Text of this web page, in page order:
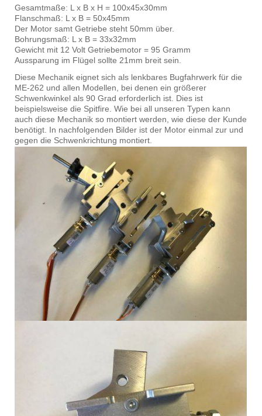
Gesamtmaße: L x B x H = 100x45x30mm
Flanschmaß: L x B = 50x45mm
Der Motor samt Getriebe steht 50mm über.
Bohrungsmaß: L x B = 33x32mm
Gewicht mit 12 Volt Getriebemotor = 95 Gramm
Aussparung im Flügel sollte 21mm breit sein.
Diese Mechanik eignet sich als lenkbares Bugfahrwerk für die
ME-262 und allen Modellen, bei denen ein größerer
Schwenkwinkel als 90 Grad erforderlich ist. Dies ist
beispielsweise die Spitfire. Wie bei all unseren Typen kann
auch diese Mechanik so montiert werden, wie diese der Kunde
benötigt. In nachfolgenden Bilder ist der Motor einmal zur und
gegen die Schwenkrichtung montiert.